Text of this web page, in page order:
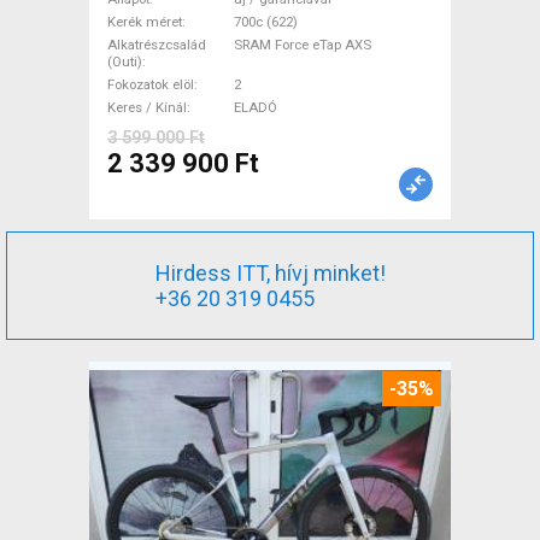
Force eTap AXS tárcsafék új /
garanciával ELADÓ
Kerék méret
700c (622)
Alkatrészcsalád
(Outi)
SRAM Force eTap AXS
Fokozatok elöl
2
Keres / Kínál
ELADÓ
3 599 000 Ft
2 339 900 Ft
Hirdess ITT, hívj minket!
+36 20 319 0455
-35%